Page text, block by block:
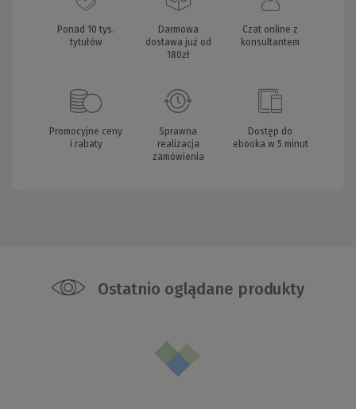
Ponad 10 tys.
tytułów
Darmowa
dostawa już od
180zł
Czat online z
konsultantem
Promocyjne ceny
i rabaty
Sprawna
realizacja
zamówienia
Dostęp do
ebooka w 5 minut
Ostatnio oglądane produkty